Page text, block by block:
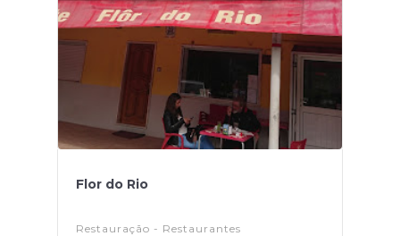
Flor do Rio
Restauração - Restaurantes